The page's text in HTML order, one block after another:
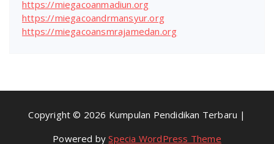
https://miegacoanmadiun.org
https://miegacoandrmansyur.org
https://miegacoansmrajamedan.org
Copyright © 2026 Kumpulan Pendidikan Terbaru |
Powered bySpecia WordPress Theme